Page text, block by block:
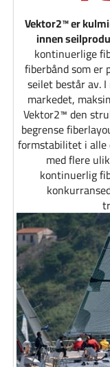
Vektor2™ er
innen
kontinuerlige
fiberbånd som
seilet består av.
markedet,
Vektor2™ den
begrense
formstabilitet i
med flere
kontinuerlig